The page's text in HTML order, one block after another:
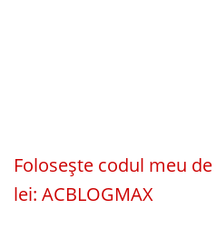
Folosește codul meu
lei: ACBLOGMAX